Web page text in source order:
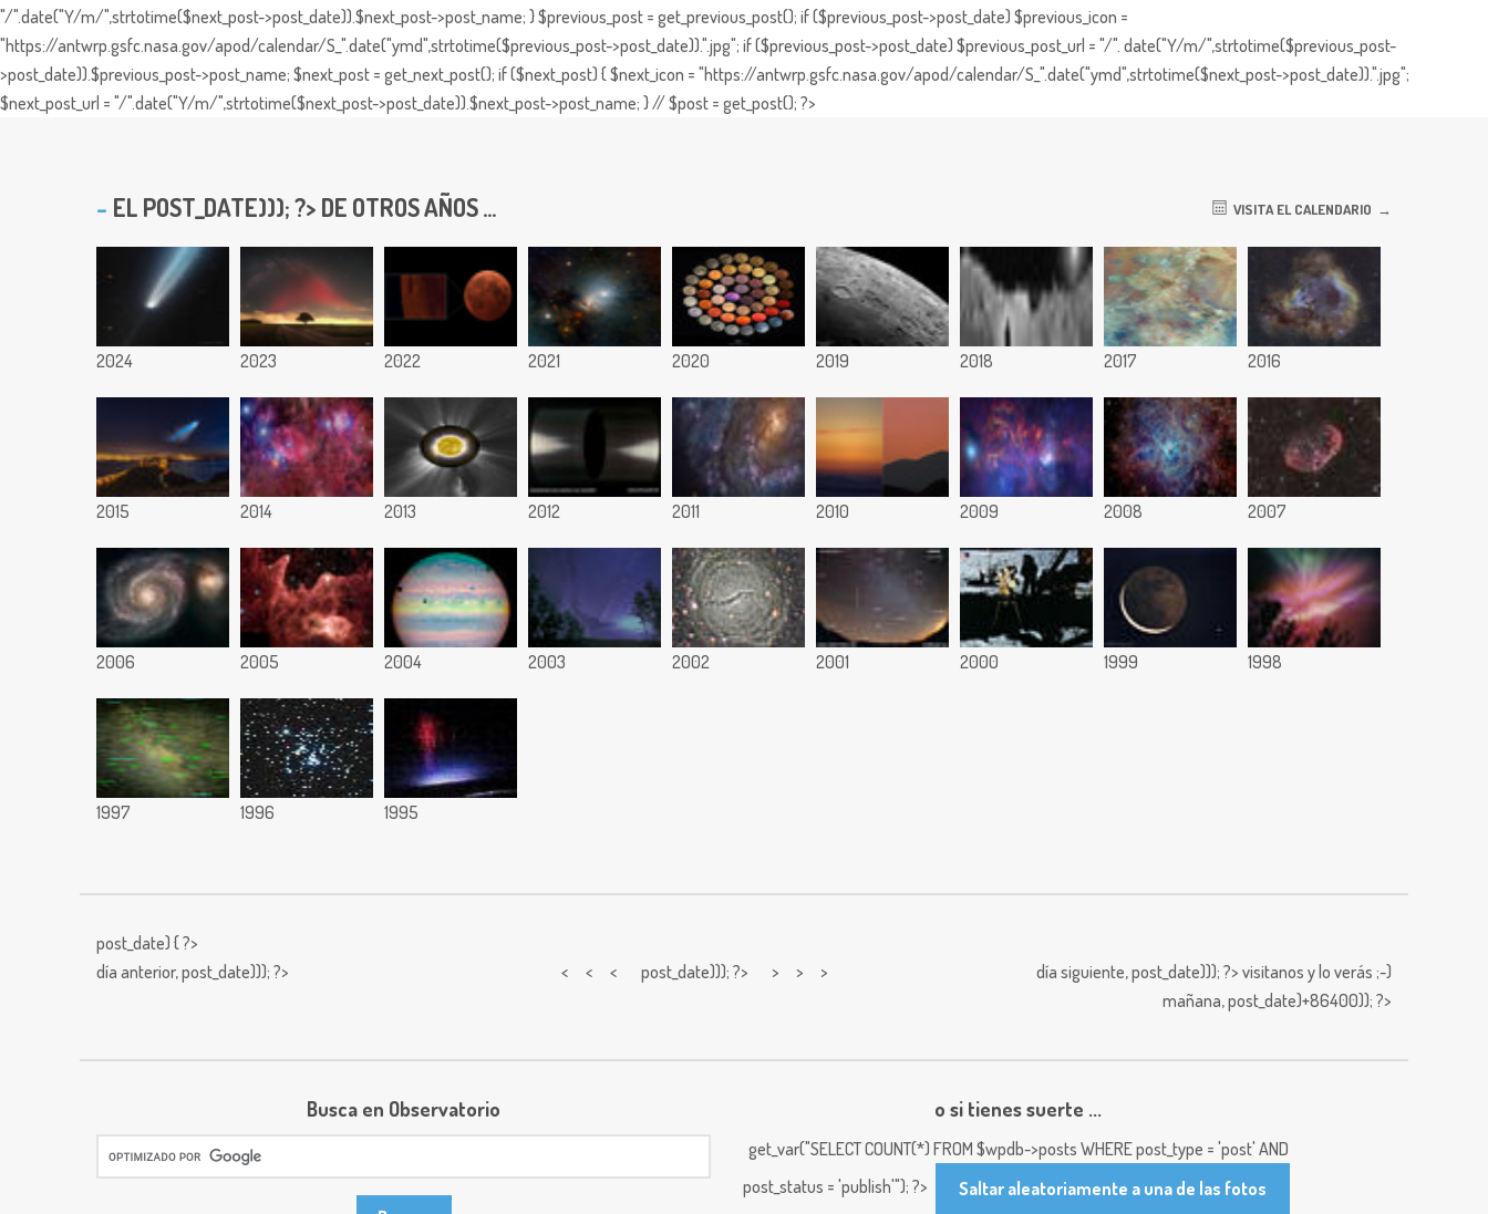
"/".date("Y/m/",strtotime($next_post->post_date)).$next_post->post_name; } $previous_post = get_previous_post(); if ($previous_post->post_date) $previous_icon =
"https://antwrp.gsfc.nasa.gov/apod/calendar/S_".date("ymd",strtotime($previous_post->post_date)).".jpg"; if ($previous_post->post_date) $previous_post_url = "/". date("Y/m/",strtotime($previous_post-
>post_date)).$previous_post->post_name; $next_post = get_next_post(); if ($next_post) { $next_icon = "https://antwrp.gsfc.nasa.gov/apod/calendar/S_".date("ymd",strtotime($next_post->post_date)).".jpg";
$next_post_url = "/".date("Y/m/",strtotime($next_post->post_date)).$next_post->post_name; } // $post = get_post(); ?>
EL POST_DATE))); ?> DE OTROS AÑOS ... VISITA EL CALENDARIO
2024 2023 2022 2021 2020 2019 2018 2017 2016
2015 2014 2013 2012 2011 2010 2009 2008 2007
2006 2005 2004 2003 2002 2001 2000 1999 1998
1997 1996 1995
post_date) { ?>
día anterior,post_date))); ?> < < < post_date))); ?> > > > día siguiente,post_date))); ?> visitanos y lo verás ;-)
mañana,post_date)+86400)); ?>
Busca en Observatorio o si tienes suerte ...
get_var("SELECT COUNT(*) FROM $wpdb->posts WHERE post_type = 'post' AND
post_status = 'publish'"); ?>
Saltar aleatoriamente a una de las fotos